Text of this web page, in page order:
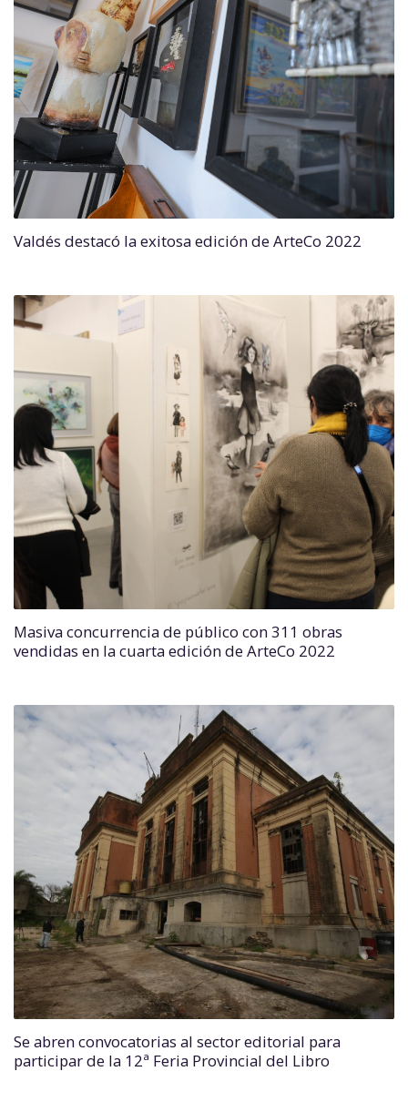
Valdés destacó la exitosa edición de ArteCo 2022
Masiva concurrencia de público con 311 obras
vendidas en la cuarta edición de ArteCo 2022
Se abren convocatorias al sector editorial para
participar de la 12ª Feria Provincial del Libro